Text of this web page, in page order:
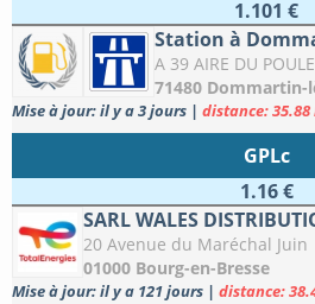
1.101 €
Station à
A 39 AIRE DU
71480 Dommartin-
Mise à jour: il y a 3 jours | distance: 35.88
GPLc
1.16 €
SARL WALES
20 Avenue du Maréchal Juin
01000 Bourg-en-Bresse
Mise à jour: il y a 121 jours | distance: